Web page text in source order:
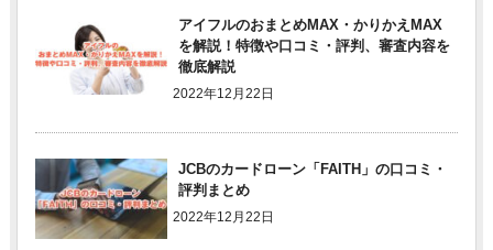
アイフルのおまとめMAX・かりかえMAX
を解説！特徴や口コミ・評判、審査内容を
徹底解説
2022年12月22日
JCBのカードローン「FAITH」の口コミ・
評判まとめ
2022年12月22日